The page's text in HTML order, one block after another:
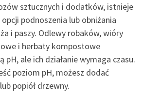
sztucznych i dodatków, istnieje
podnoszenia lub obniżania
i paszy. Odlewy robaków, wióry
i herbaty kompostowe
pH, ale ich działanie wymaga czasu.
poziom pH, możesz dodać
popiół drzewny.